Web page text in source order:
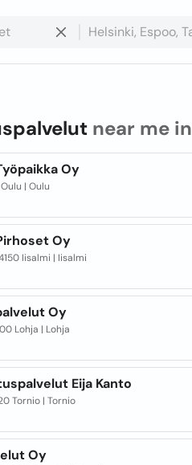
near me in
Oy
| Oulu
Oy
Iisalmi | Iisalmi
Oy
Lohja | Lohja
Eija Kanto
Tornio | Tornio
Oy